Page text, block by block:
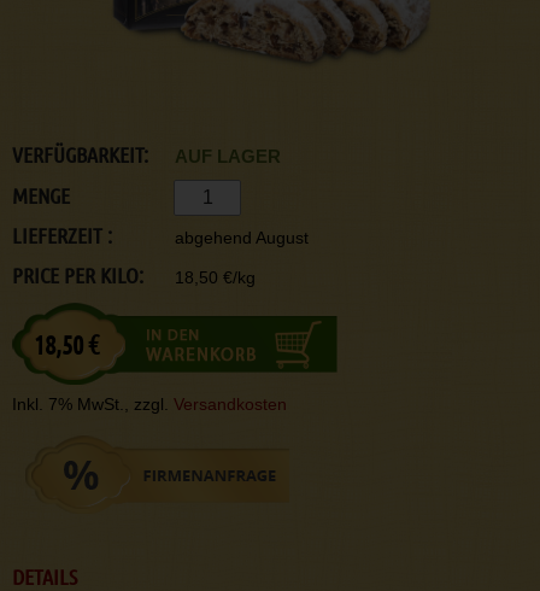
VERFÜGBARKEIT: AUF LAGER
MENGE
LIEFERZEIT :
abgehend August
PRICE PER KILO: 18,50 €/kg
18,50 €
Inkl. 7% MwSt., zzgl. Versandkosten
DETAILS